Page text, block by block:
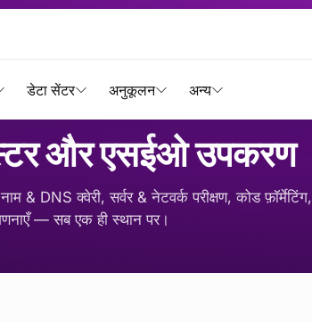
डेटा सेंटर अनुकूलन अन्य
और एसईओ उपकरण
& DNS क्वेरी, सर्वर & नेटवर्क परीक्षण, कोड फ़ॉर्मेटिंग,
— सब एक ही स्थान पर।